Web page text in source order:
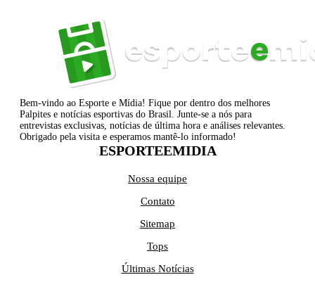
Bem-vindo ao Esporte e Mídia! Fique por dentro dos melhores
Palpites e notícias esportivas do Brasil. Junte-se a nós para
entrevistas exclusivas, notícias de última hora e análises relevantes.
Obrigado pela visita e esperamos mantê-lo informado!
ESPORTEEMIDIA
Nossa equipe
Contato
Sitemap
Tops
Últimas Notícias